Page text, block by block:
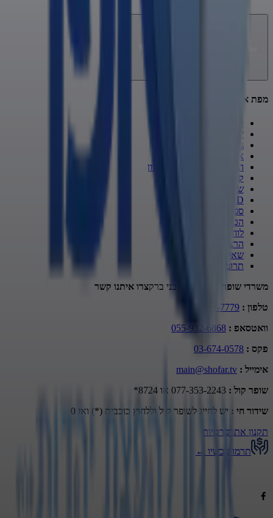
מפת אתר
שופר KIDS
גנזי המלך
אשכולות
הרב אמנון יצחק ב-70 לשון
קצרים
שיעורי תורה
VOD
ספרי קודש
הכה את המומחה
לוח הרצאות
הרצאות
שאל את הרב
תרומה
משרדי שופר
צרו איתנו קשר
טלפון :
03-677-7779
וואטסאפ :
055-932-6868
פקס :
03-674-0578
אימייל :
main@shofar.tv
שופר קול : 077-353-2243 או 8724*
שידור חי : יש לחייג לשופר קול וללחוץ כוכבית (*) ואז 0
תקנון אתרפרטיות
תרמו עכשיו ←